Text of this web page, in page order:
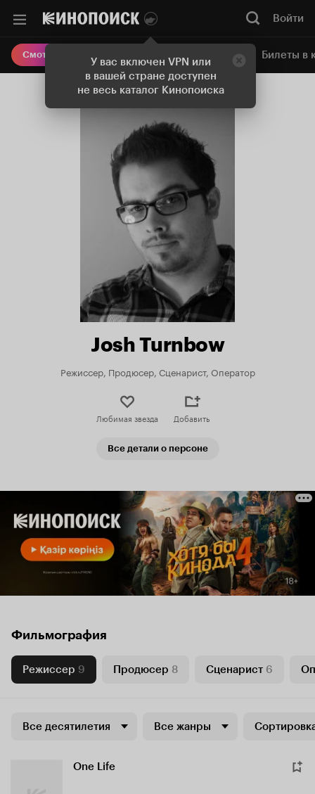
У вас включен VPN или
в вашей стране доступен
не весь каталог Кинопоиска
Войти
Смотреть кино Онлайн-кинотеатр Билеты в
Josh Turnbow
Режиссер, Продюсер, Сценарист, Оператор
Любимая звезда Добавить
Все детали о персоне
Фильмография
Режиссер 9 Продюсер 8 Сценарист 6
Все десятилетия Все жанры
One Life